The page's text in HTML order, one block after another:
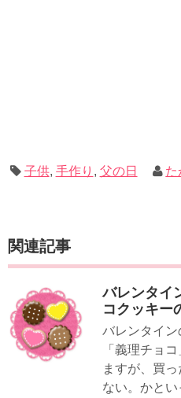
子供, 手作り , 父の日 た
関連記事
バレンタ
コクッキー
バレンタイン
「義理チョ
ますが、買
ない。かと